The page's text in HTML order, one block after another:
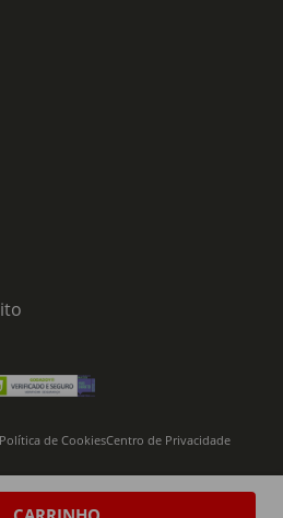
S.A. Todos os direitos reservados
Política de CookiesCentro de Privacidade